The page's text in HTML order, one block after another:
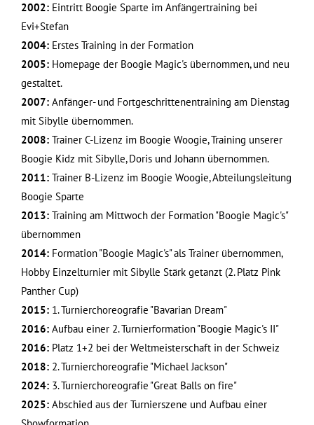
2002: Eintritt Boogie Sparte im Anfängertraining bei
Evi+Stefan
2004: Erstes Training in der Formation
2005: Homepage der Boogie Magic's übernommen, und neu
gestaltet.
2007: Anfänger- und Fortgeschrittenentraining am Dienstag
mit Sibylle übernommen.
2008: Trainer C-Lizenz im Boogie Woogie, Training unserer
Boogie Kidz mit Sibylle, Doris und Johann übernommen.
2011: Trainer B-Lizenz im Boogie Woogie, Abteilungsleitung
Boogie Sparte
2013: Training am Mittwoch der Formation "Boogie Magic's"
übernommen
2014: Formation "Boogie Magic's" als Trainer übernommen,
Hobby Einzelturnier mit Sibylle Stärk getanzt (2. Platz Pink
Panther Cup)
2015: 1. Turnierchoreografie "Bavarian Dream"
2016: Aufbau einer 2. Turnierformation "Boogie Magic's II"
2016: Platz 1+2 bei der Weltmeisterschaft in der Schweiz
2018: 2. Turnierchoreografie "Michael Jackson"
2024: 3. Turnierchoreografie "Great Balls on fire"
2025: Abschied aus der Turnierszene und Aufbau einer